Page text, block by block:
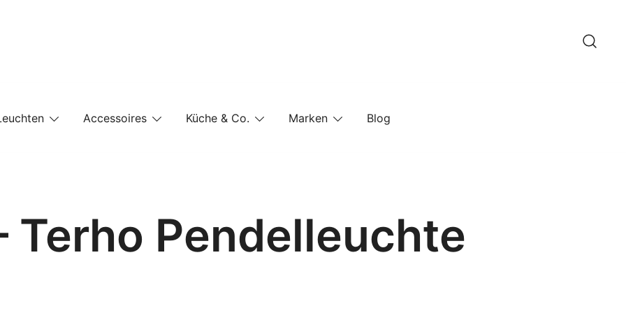
Accessoires Küche & Co. Marken Blog
Terho Pendelleuchte